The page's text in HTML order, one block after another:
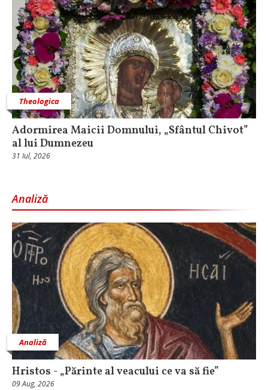
Theologica
Adormirea Maicii Domnului, „Sfântul Chivot”
al lui Dumnezeu
31 Iul, 2026
Analiză
Analiză
Hristos - „Părinte al veacului ce va să fie”
09 Aug, 2026